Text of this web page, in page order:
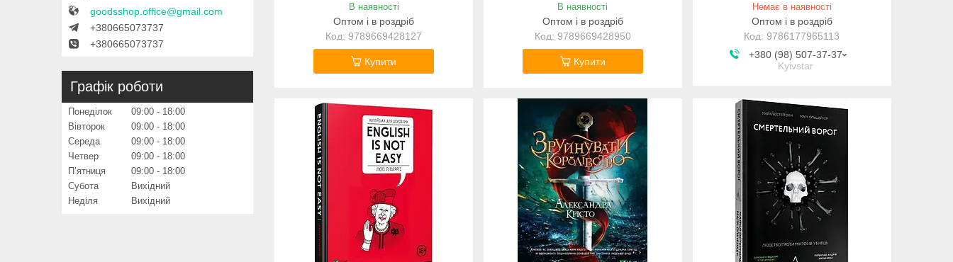
В наявності
Оптом і в роздріб
9789669428127
Купити
В наявності
Оптом і в роздріб
9789669428950
Купити
Немає в наявності
Оптом і в роздріб
9786177965113
+380 (98) 507-37-37
Kyivstar
goodsshop.office@gmail.com
+380665073737
+380665073737
Графік роботи
Понеділок 09:00
18:00
Вівторок
09:00
18:00
Середа
09:00
18:00
Четвер
09:00
18:00
Пʼятниця
09:00
18:00
Субота
Вихідний
Неділя
Вихідний